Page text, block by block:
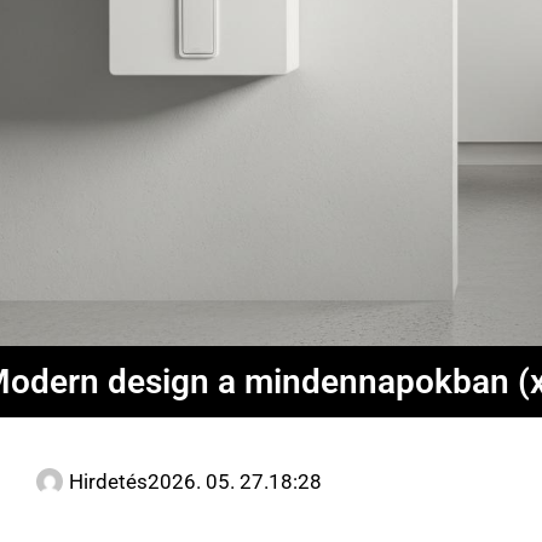
design a mindennapokban
Hirdetés2026. 05. 27.18:28